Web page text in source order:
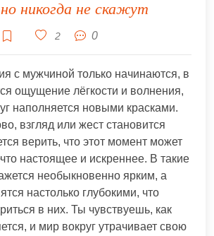
никогда не скажут
2 0
с мужчиной только начинаются, в
ощущение лёгкости и волнения,
наполняется новыми красками.
взгляд или жест становится
верить, что этот момент может
настоящее и искреннее. В такие
необыкновенно ярким, а
настолько глубокими, что
в них. Ты чувствуешь, как
и мир вокруг утрачивает свою